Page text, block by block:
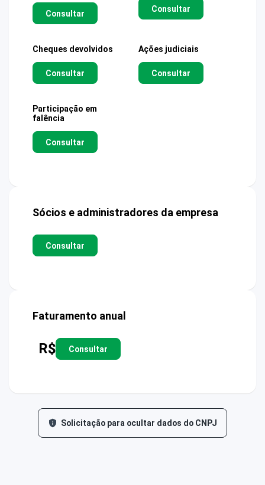
Consultar Consultar
Cheques devolvidos
Consultar
Ações judiciais
Consultar
Participação em
falência
Consultar
Sócios e administradores da empresa
Consultar
Faturamento anual
R$ Consultar
Solicitação para ocultar dados do CNPJ